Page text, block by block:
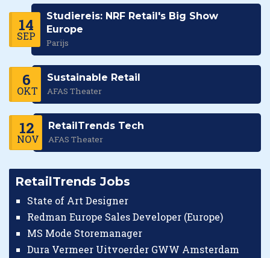
14
SEP
Studiereis: NRF Retail's Big Show
Europe
Parijs
6
OKT
Sustainable Retail
AFAS Theater
12
NOV
RetailTrends Tech
AFAS Theater
RetailTrends Jobs
State of Art Designer
Redman Europe Sales Developer (Europe)
MS Mode Storemanager
Dura Vermeer Uitvoerder GWW Amsterdam